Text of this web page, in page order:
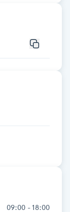
09:00 - 18:00